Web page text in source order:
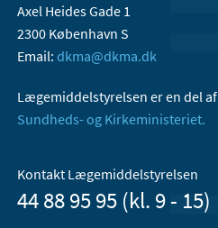
Axel Heides Gade 1
2300 København S
Email: dkma@dkma.dk
Lægemiddelstyrelsen er en del af
Sundheds- og Kirkeministeriet.
Kontakt Lægemiddelstyrelsen
44 88 95 95 (kl. 9 - 15)